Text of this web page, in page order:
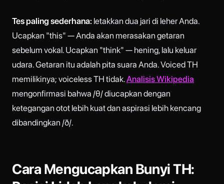
Tes paling sederhana: letakkan dua jari di leher Anda.
Ucapkan "this" — Anda akan merasakan getaran
sebelum vokal. Ucapkan "think" — hening, lalu keluar
udara. Getaran itu adalah pita suara Anda. Voiced TH
memilikinya; voiceless TH tidak.Analisis Wikipedia
mengonfirmasi bahwa /θ/ diucapkan dengan
ketegangan otot lebih kuat dan aspirasi lebih kencang
dibandingkan /ð/.
Cara Mengucapkan Bunyi TH: